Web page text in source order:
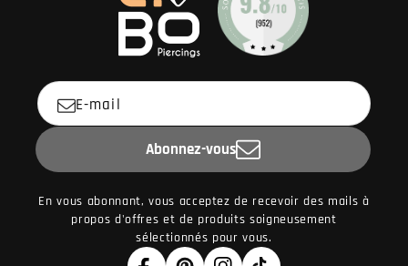
E-mail
Abonnez-vous
En vous abonnant, vous acceptez de recevoir des mails à
propos d'offres et de produits soigneusement
sélectionnés pour vous.